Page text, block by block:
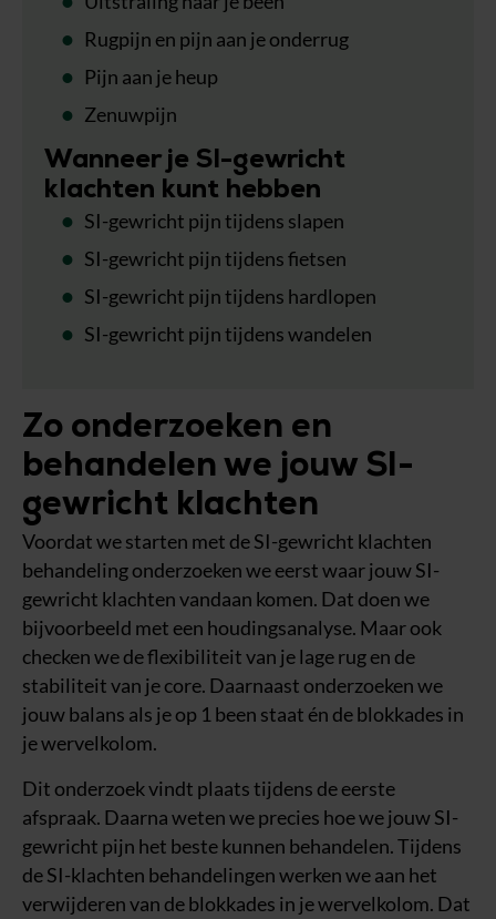
Rugpijn en pijn aan je onderrug
Pijn aan je heup
Zenuwpijn
Wanneer je SI-gewricht
klachten kunt hebben
SI-gewricht pijn tijdens slapen
SI-gewricht pijn tijdens fietsen
SI-gewricht pijn tijdens hardlopen
SI-gewricht pijn tijdens wandelen
Zo onderzoeken en
behandelen we jouw SI-
gewricht klachten
Voordat we starten met de SI-gewricht klachten
behandeling onderzoeken we eerst waar jouw SI-
gewricht klachten vandaan komen. Dat doen we
bijvoorbeeld met een houdingsanalyse. Maar ook
checken we de flexibiliteit van je lage rug en de
stabiliteit van je core. Daarnaast onderzoeken we
jouw balans als je op 1 been staat én de blokkades in
je wervelkolom.
Dit onderzoek vindt plaats tijdens de eerste
afspraak. Daarna weten we precies hoe we jouw SI-
gewricht pijn het beste kunnen behandelen. Tijdens
de SI-klachten behandelingen werken we aan het
verwijderen van de blokkades in je wervelkolom. Dat